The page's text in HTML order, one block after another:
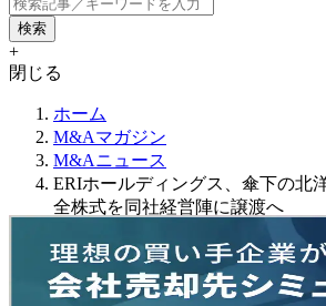
+
閉じる
ホーム
M&Aマガジン
M&Aニュース
ERIホールディングス、傘下の北
全株式を同社経営陣に譲渡へ